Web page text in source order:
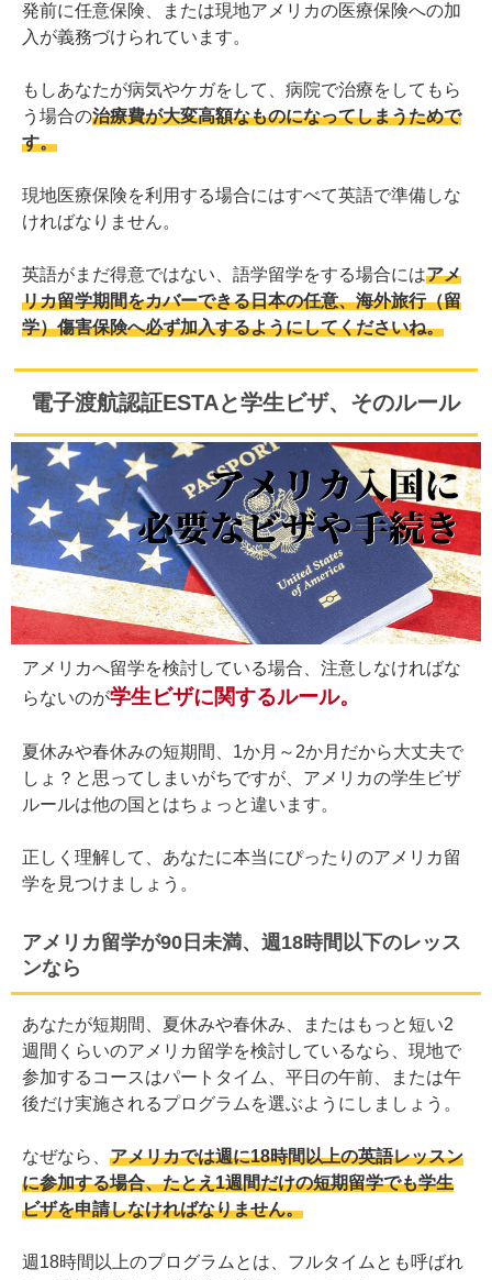
発前に任意保険、または現地アメリカの医療保険への加
入が義務づけられています。
もしあなたが病気やケガをして、病院で治療をしてもら
う場合の治療費が大変高額なものになってしまうためで
す。
現地医療保険を利用する場合にはすべて英語で準備しな
ければなりません。
英語がまだ得意ではない、語学留学をする場合にはアメ
リカ留学期間をカバーできる日本の任意、海外旅行（留
学）傷害保険へ必ず加入するようにしてくださいね。
電子渡航認証ESTAと学生ビザ、そのルール
アメリカへ留学を検討している場合、注意しなければな
らないのが学生ビザに関するルール。
夏休みや春休みの短期間、1か月～2か月だから大丈夫で
しょ？と思ってしまいがちですが、アメリカの学生ビザ
ルールは他の国とはちょっと違います。
正しく理解して、あなたに本当にぴったりのアメリカ留
学を見つけましょう。
アメリカ留学が90日未満、週18時間以下のレッス
ンなら
あなたが短期間、夏休みや春休み、またはもっと短い2
週間くらいのアメリカ留学を検討しているなら、現地で
参加するコースはパートタイム、平日の午前、または午
後だけ実施されるプログラムを選ぶようにしましょう。
なぜなら、 アメリカでは週に18時間以上の英語レッスン
に参加する場合、たとえ1週間だけの短期留学でも学生
ビザを申請しなければなりません。
週18時間以上のプログラムとは、フルタイムとも呼ばれ